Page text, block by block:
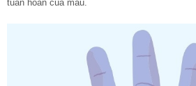
tuần hoàn của máu.